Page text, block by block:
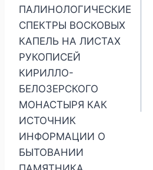
ПАЛИНОЛОГИЧЕСКИЕ
СПЕКТРЫ ВОСКОВЫХ
КАПЕЛЬ НА ЛИСТАХ
РУКОПИСЕЙ
КИРИЛЛО-
БЕЛОЗЕРСКОГО
МОНАСТЫРЯ КАК
ИСТОЧНИК
ИНФОРМАЦИИ О
БЫТОВАНИИ